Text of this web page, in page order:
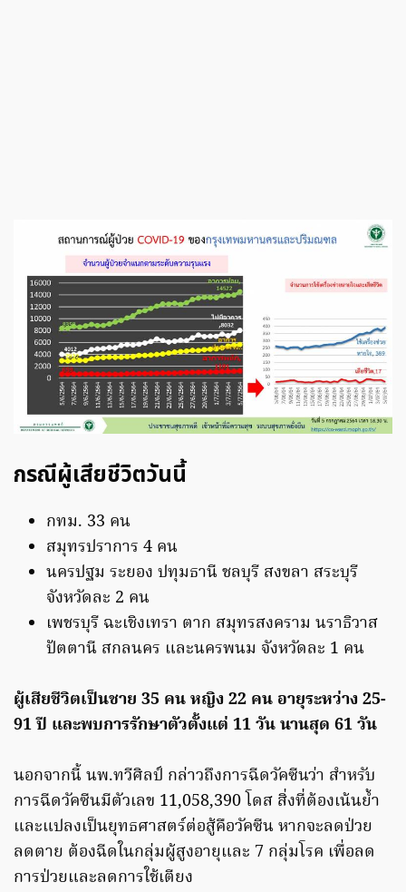
กรณีผู้เสียชีวิตวันนี้
กทม. 33 คน
สมุทรปราการ 4 คน
นครปฐม ระยอง ปทุมธานี ชลบุรี สงขลา สระบุรี
จังหวัดละ 2 คน
เพชรบุรี ฉะเชิงเทรา ตาก สมุทรสงคราม นราธิวาส
ปัตตานี สกลนคร และนครพนม จังหวัดละ 1 คน
ผู้เสียชีวิตเป็นชาย 35 คน หญิง 22 คน อายุระหว่าง 25-
91 ปี และพบการรักษาตัวตั้งแต่ 11 วัน นานสุด 61 วัน
นอกจากนี้ นพ.ทวีศิลป์ กล่าวถึงการฉีดวัคซีนว่า สำหรับ
การฉีดวัคซีนมีตัวเลข 11,058,390 โดส สิ่งที่ต้องเน้นย้ำ
และแปลงเป็นยุทธศาสตร์ต่อสู้คือวัคซีน หากจะลดป่วย
ลดตาย ต้องฉีดในกลุ่มผู้สูงอายุและ 7 กลุ่มโรค เพื่อลด
การป่วยและลดการใช้เตียง